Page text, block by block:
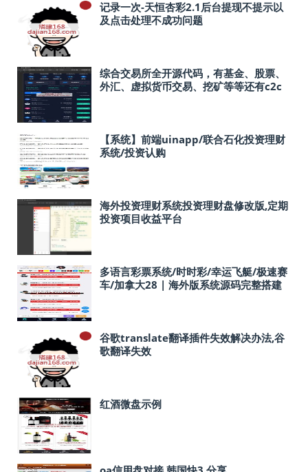
记录一次-天恒杏彩2.1后台提现不提示以
及点击处理不成功问题
综合交易所全开源代码，有基金、股票、
外汇、虚拟货币交易、挖矿等等还有c2c
【系统】前端uinapp/联合石化投资理财
系统/投资认购
海外投资理财系统投资理财盘修改版,定期
投资项目收益平台
多语言彩票系统/时时彩/幸运飞艇/极速赛
车/加拿大28 | 海外版系统源码完整搭建
谷歌translate翻译插件失效解决办法,谷
歌翻译失效
红酒微盘示例